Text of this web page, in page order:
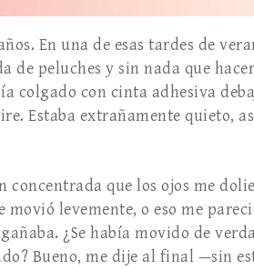
En una de esas tardes de
de peluches y sin nada que
colgado con cinta adhesiva
Estaba extrañamente quieto,
que los ojos me
movió levemente, o eso me
¿Se había movido de
Bueno, me dije al final —sin